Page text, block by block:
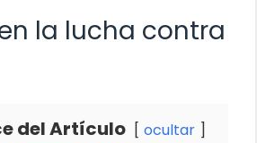
la lucha contra
del Artículo ocultar